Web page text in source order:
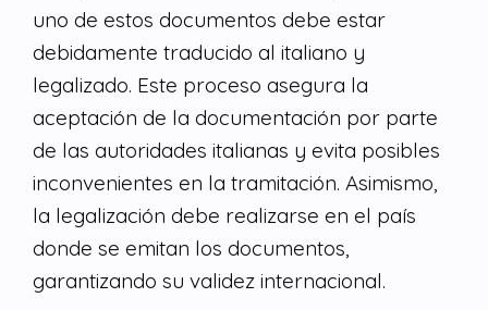
uno de estos documentos debe estar
debidamente traducido al italiano y
legalizado. Este proceso asegura la
aceptación de la documentación por parte
de las autoridades italianas y evita posibles
inconvenientes en la tramitación. Asimismo,
la legalización debe realizarse en el país
donde se emitan los documentos,
garantizando su validez internacional.